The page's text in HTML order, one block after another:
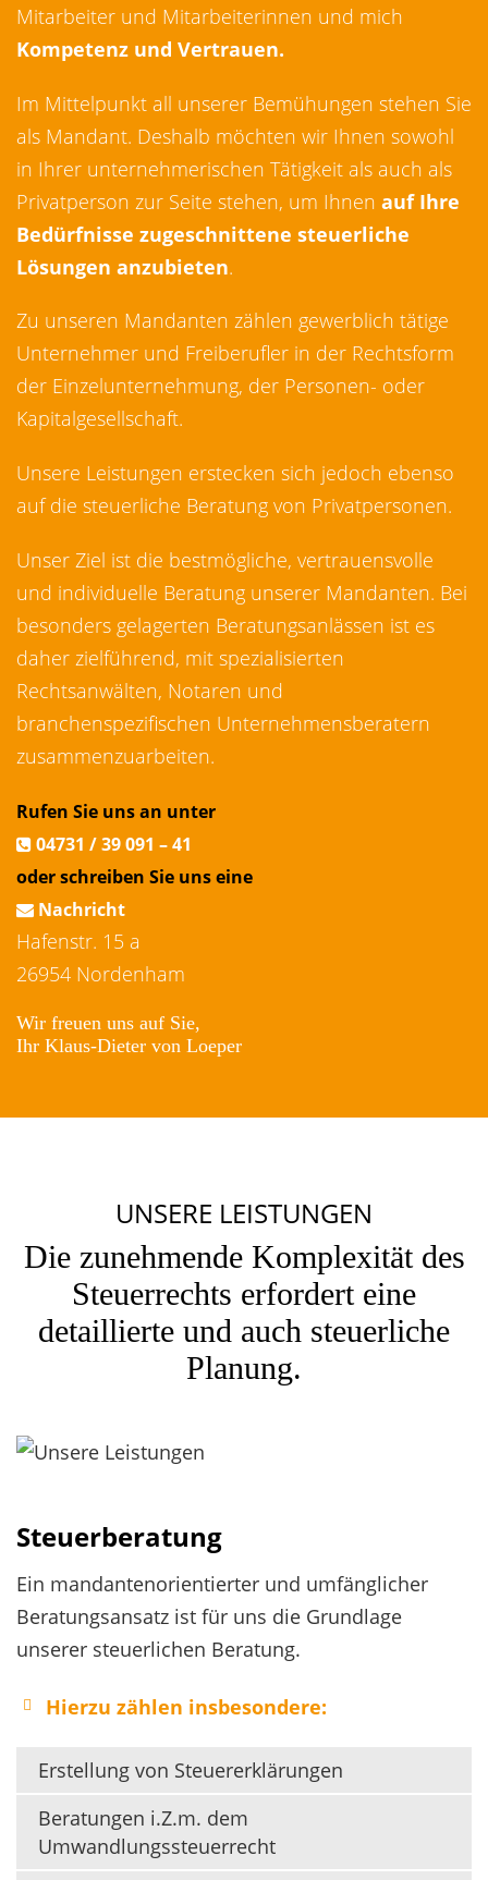
Mitarbeiter und Mitarbeiterinnen und mich
Kompetenz und Vertrauen.
Im Mittelpunkt all unserer Bemühungen stehen Sie
als Mandant. Deshalb möchten wir Ihnen sowohl
in Ihrer unternehmerischen Tätigkeit als auch als
Privatperson zur Seite stehen, um Ihnen auf Ihre
Bedürfnisse zugeschnittene steuerliche
Lösungen anzubieten.
Zu unseren Mandanten zählen gewerblich tätige
Unternehmer und Freiberufler in der Rechtsform
der Einzelunternehmung, der Personen- oder
Kapitalgesellschaft.
Unsere Leistungen erstecken sich jedoch ebenso
auf die steuerliche Beratung von Privatpersonen.
Unser Ziel ist die bestmögliche, vertrauensvolle
und individuelle Beratung unserer Mandanten. Bei
besonders gelagerten Beratungsanlässen ist es
daher zielführend, mit spezialisierten
Rechtsanwälten, Notaren und
branchenspezifischen Unternehmensberatern
zusammenzuarbeiten.
Rufen Sie uns an unter
04731 / 39 091 – 41
oder schreiben Sie uns eine
Nachricht
Hafenstr. 15 a
26954 Nordenham
Wir freuen uns auf Sie,
Ihr Klaus-Dieter von Loeper
UNSERE LEISTUNGEN
Die zunehmende Komplexität des
Steuerrechts erfordert eine
detaillierte und auch steuerliche
Planung.
Steuerberatung
Ein mandantenorientierter und umfänglicher
Beratungsansatz ist für uns die Grundlage
unserer steuerlichen Beratung.
Hierzu zählen insbesondere:
Erstellung von Steuererklärungen
Beratungen i.Z.m. dem
Umwandlungssteuerrecht